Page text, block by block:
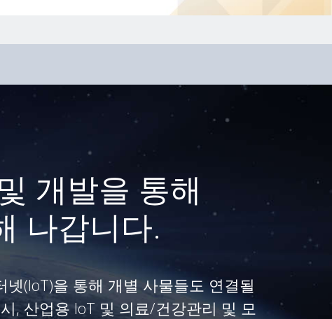
개발을 통해
나갑니다.
(IoT)을 통해 개별 사물들도 연결될
, 산업용 IoT 및 의료/건강관리 및 모